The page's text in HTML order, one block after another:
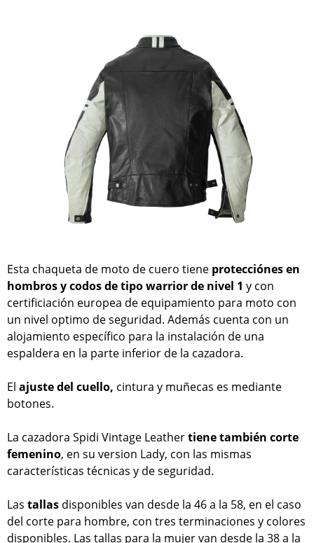
Esta chaqueta de moto de cuero tiene protecciónes en
hombros y codos de tipo warrior de nivel 1 y con
certificiación europea de equipamiento para moto con
un nivel optimo de seguridad. Además cuenta con un
alojamiento específico para la instalación de una
espaldera en la parte inferior de la cazadora.
El ajuste del cuello, cintura y muñecas es mediante
botones.
La cazadora Spidi Vintage Leathertiene también corte
femenino, en su version Lady, con las mismas
características técnicas y de seguridad.
Las tallas disponibles van desde la 46 a la 58, en el caso
del corte para hombre, con tres terminaciones y colores
disponibles. Las tallas para la mujer van desde la 38 a la